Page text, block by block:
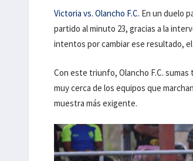
Victoria vs. Olancho F.C. En un duelo
partido al minuto 23, gracias a la
intentos por cambiar ese resultado,
Con este triunfo, Olancho F.C.
muy cerca de los equipos que
muestra más exigente.